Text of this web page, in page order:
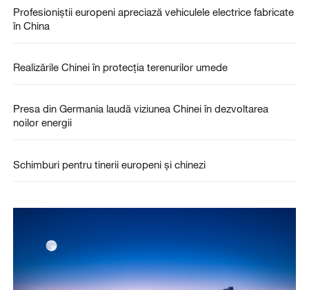
Profesioniștii europeni apreciază vehiculele electrice fabricate
în China
Realizările Chinei în protecţia terenurilor umede
Presa din Germania laudă viziunea Chinei în dezvoltarea
noilor energii
Schimburi pentru tinerii europeni și chinezi